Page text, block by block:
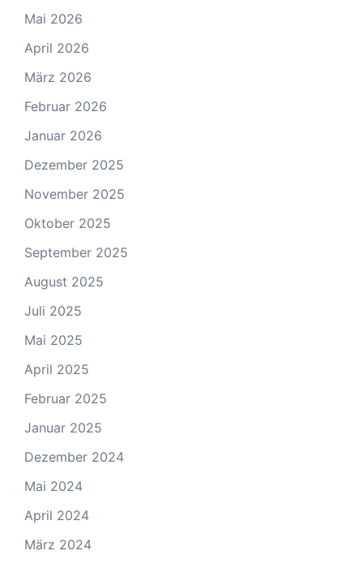
Mai 2026
April 2026
März 2026
Februar 2026
Januar 2026
Dezember 2025
November 2025
Oktober 2025
September 2025
August 2025
Juli 2025
Mai 2025
April 2025
Februar 2025
Januar 2025
Dezember 2024
Mai 2024
April 2024
März 2024